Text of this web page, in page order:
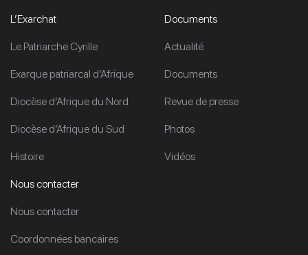
L’Exarchat
Le Patriarche Cyrille
Exarque patriarcal d’Afrique
Diocèse d’Afrique du Nord
Diocèse d’Afrique du Sud
Histoire
Documents
Actualité
Documents
Revue de presse
Photos
Vidéos
Nous contacter
Nous contacter
Coordonnées bancaires